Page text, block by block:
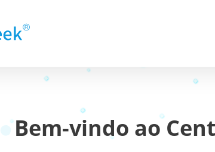
Bem-vindo ao